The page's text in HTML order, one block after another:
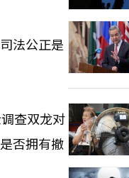
法公正是
查双龙对
否拥有撤